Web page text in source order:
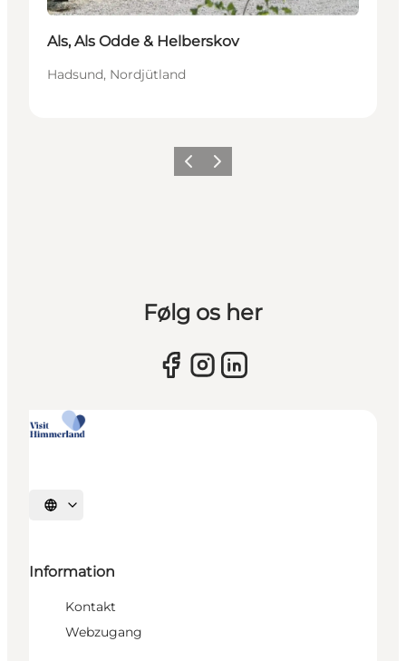
Als, Als Odde & Helberskov
Hadsund, Nordjütland
Vorherige Folie
Nächste Folie
Følg os her
Sprache auswählen
Information
Kontakt
Webzugang